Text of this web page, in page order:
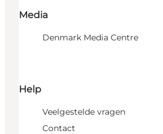
Media
Denmark Media Centre
Help
Veelgestelde vragen
Contact